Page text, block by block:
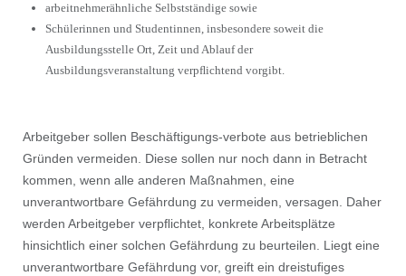
arbeitnehmerähnliche Selbstständige sowie
Schülerinnen und Studentinnen, insbesondere soweit die
Ausbildungsstelle Ort, Zeit und Ablauf der
Ausbildungsveranstaltung verpﬂichtend vorgibt.
Arbeitgeber sollen Beschäftigungs-verbote aus betrieblichen
Gründen vermeiden. Diese sollen nur noch dann in Betracht
kommen, wenn alle anderen Maßnahmen, eine
unverantwortbare Gefährdung zu vermeiden, versagen. Daher
werden Arbeitgeber verpﬂichtet, konkrete Arbeitsplätze
hinsichtlich einer solchen Gefährdung zu beurteilen. Liegt eine
unverantwortbare Gefährdung vor, greift ein dreistuﬁges